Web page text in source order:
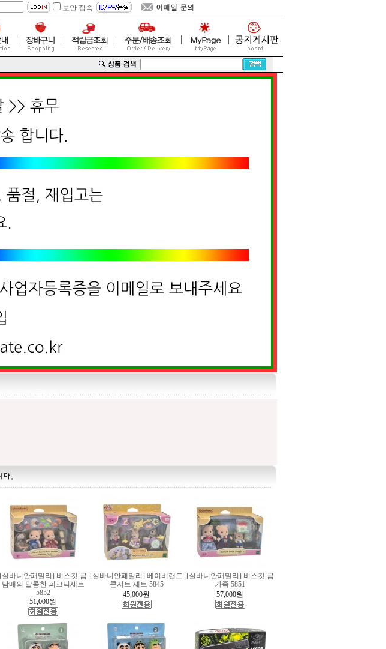
보안 접속
[실바니안패밀리] 비스킷 곰
남매의 달콤한 피크닉세트
5852
51,000원
[실바니안패밀리] 베이비랜드
콘서트 세트 5845
45,000원
[실바니안패밀리] 비스킷 곰
가족 5851
57,000원